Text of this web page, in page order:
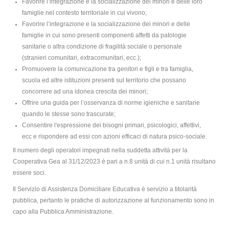
Favorire l’integrazione e la socializzazione dei minori e delle loro
famiglie nel contesto territoriale in cui vivono;
Favorire l’integrazione e la socializzazione dei minori e delle
famiglie in cui sono presenti componenti affetti da patologie
sanitarie o altra condizione di fragilità sociale o personale
(stranieri comunitari, extracomunitari, ecc.);
Promuovere la comunicazione tra genitori e figli e tra famiglia,
scuola ed altre istituzioni presenti sul territorio che possano
concorrere ad una idonea crescita dei minori;
Offrire una guida per l’osservanza di norme igieniche e sanitarie
quando le stesse sono trascurate;
Consentire l'espressione dei bisogni primari, psicologici, affettivi,
ecc e rispondere ad essi con azioni efficaci di natura psico-sociale.
Il numero degli operatori impegnati nella suddetta attività per la
Cooperativa Gea al 31/12/2023 è pari a n.8 unità di cui n.1 unità risultano
essere soci.
Il Servizio di Assistenza Domiciliare Educativa è servizio a titolarità
pubblica, pertanto le pratiche di autorizzazione al funzionamento sono in
capo alla Pubblica Amministrazione.